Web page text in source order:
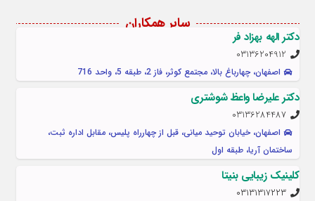
سایر همکاران
دکتر الهه بهزاد فر
03136204912
اصفهان، چهارباغ بالا، مجتمع کوثر، فاز 2، طبقه 5، واحد 716
دکتر علیرضا واعظ شوشتری
03136284487
اصفهان، خیابان توحید میانی، قبل از چهارراه پلیس، مقابل اداره ثبت،
ساختمان آریا، طبقه اول
کلینیک زیبایی بنیتا
۰۳۱۳۱۳۱۷۲۲۳